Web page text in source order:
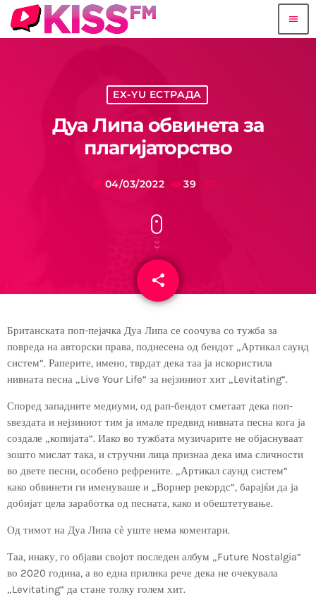
menu
EX-YU ЕСТРАДА
Дуа Липа обвинета за
плагијаторство
today 04/03/2022 39
share
email
Британската поп-пејачка Дуа Липа се соочува со тужба за
повреда на авторски права, поднесена од бендот „Артикал саунд
систем“. Раперите, имено, тврдат дека таа ја искористила
нивната песна „Live Your Life“ за нејзиниот хит „Levitating“.
Според западните медиуми, од рап-бендот сметаат дека поп-
ѕвездата и нејзиниот тим ја имале предвид нивната песна кога ја
создале „копијата“. Иако во тужбата музичарите не објаснуваат
зошто мислат така, и стручни лица признаа дека има сличности
во двете песни, особено рефрените. „Артикал саунд систем“
како обвинети ги именуваше и „Ворнер рекордс“, барајќи да ја
добијат цела заработка од песната, како и обештетување.
Од тимот на Дуа Липа сѐ уште нема коментари.
Таа, инаку, го објави својот последен албум „Future Nostalgia“
во 2020 година, а во една прилика рече дека не очекувала
„Levitating“ да стане толку голем хит.